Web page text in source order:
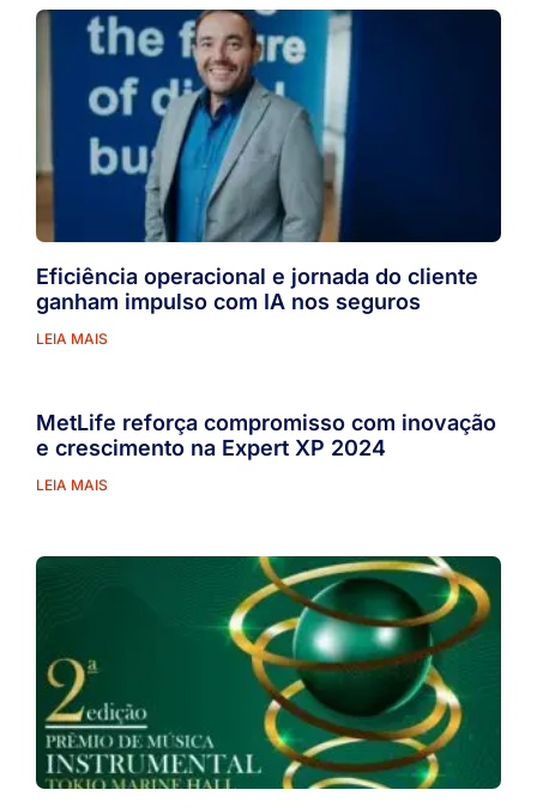
Eficiência operacional e jornada do cliente
ganham impulso com IA nos seguros
LEIA MAIS
MetLife reforça compromisso com inovação
e crescimento na Expert XP 2024
LEIA MAIS